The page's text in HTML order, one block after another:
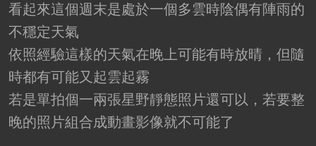
看起來這個週末是處於一個多雲時陰偶有陣雨的
不穩定天氣
依照經驗這樣的天氣在晚上可能有時放晴，但隨
時都有可能又起雲起霧
若是單拍個一兩張星野靜態照片還可以，若要整
晚的照片組合成動畫影像就不可能了